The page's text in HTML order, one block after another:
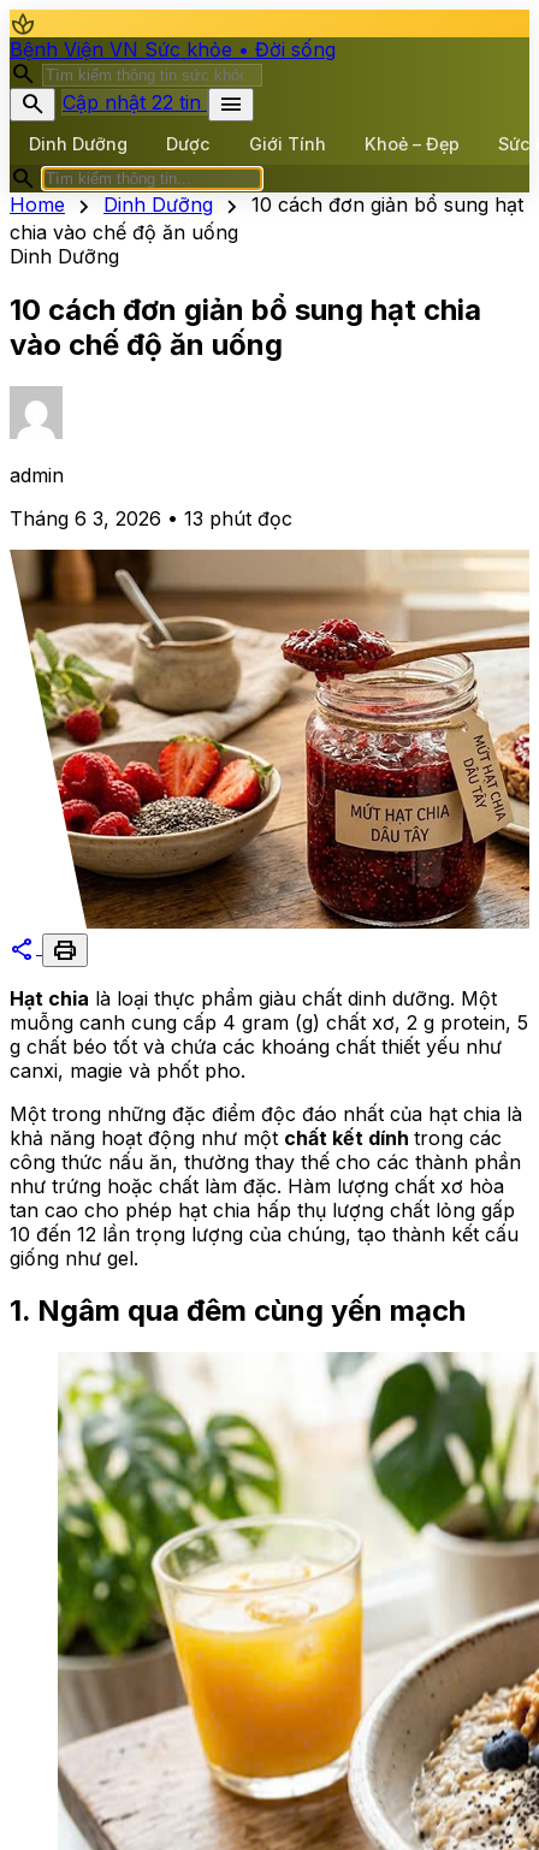
spa
Bệnh Viện VN Sức khỏe • Đời sống
search
search
Cập nhật 22 tin menu
Dinh Dưỡng Dược Giới Tính Khoẻ – Đẹp Sức
search
Home chevron_right Dinh Dưỡng chevron_right
10 cách đơn giản bổ sung hạt
chia vào chế độ ăn uống
Dinh Dưỡng
10 cách đơn giản bổ sung hạt chia
vào chế độ ăn uống
admin
Tháng 6 3, 2026 • 13 phút đọc
share print
Hạt chia là loại thực phẩm giàu chất dinh dưỡng. Một
muỗng canh cung cấp 4 gram (g) chất xơ, 2 g protein, 5
g chất béo tốt và chứa các khoáng chất thiết yếu như
canxi, magie và phốt pho.
Một trong những đặc điểm độc đáo nhất của hạt chia là
khả năng hoạt động như một chất kết dính trong các
công thức nấu ăn, thường thay thế cho các thành phần
như trứng hoặc chất làm đặc. Hàm lượng chất xơ hòa
tan cao cho phép hạt chia hấp thụ lượng chất lỏng gấp
10 đến 12 lần trọng lượng của chúng, tạo thành kết cấu
giống như gel.
1. Ngâm qua đêm cùng yến mạch